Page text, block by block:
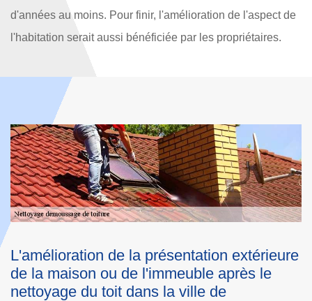
d'années au moins. Pour finir, l'amélioration de l'aspect de
l'habitation serait aussi bénéficiée par les propriétaires.
le
La méthode classique de nettoyage de
toiture dans la ville de Campremy :
l'utilisation de brosse dure